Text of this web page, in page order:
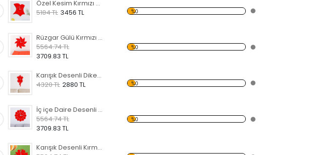
Özel Kesim Kırmızı Dekoratif Duvar Saati
5184 TL 3456 TL %0
Rüzgar Gülü Kırmızı Dekoratif Duvar Saati
5564.74 TL
3709.83 TL
%0
Karışık Desenli Dikey Kırmızı Dekoratif Duvar Saati
4320 TL 2880 TL %0
İç içe Daire Desenli Kırmızı Dekoratif Duvar Saati
5564.74 TL
3709.83 TL
%0
Karışık Desenli Kırmızı Dekoratif Duvar Saati